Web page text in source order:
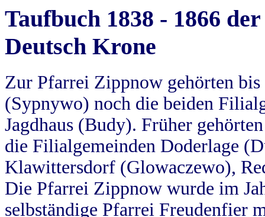
Taufbuch 1838 - 1866
Deutsch Krone
Zur Pfarrei Zippnow gehörten
(Sypnywo) noch die beiden
Jagdhaus (Budy). Früher
die Filialgemeinden Doderlage
Klawittersdorf (Glowaczewo),
Die Pfarrei Zippnow wurde im
selbständige Pfarrei Freudenfier